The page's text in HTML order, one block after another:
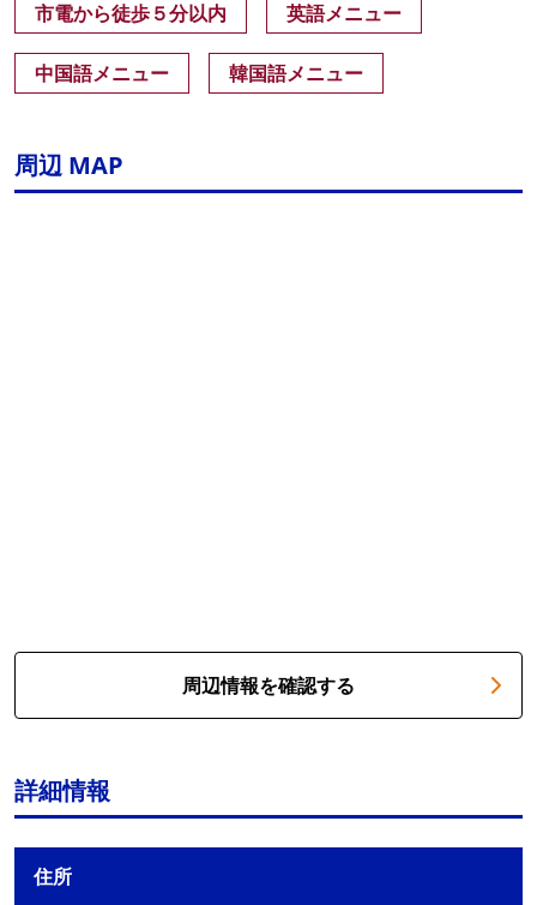
市電から徒歩５分以内 英語メニュー
中国語メニュー 韓国語メニュー
周辺 MAP
周辺情報を確認する
詳細情報
住所